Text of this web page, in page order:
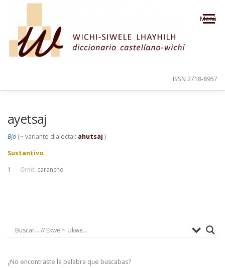
Saltar al contenido
Menú
ISSN 2718-8957
ayetsaj
Bjo (~ variante dialectal: ahutsaj )
Sustantivo
1 Ornit. carancho
¿No encontraste la palabra que buscabas?